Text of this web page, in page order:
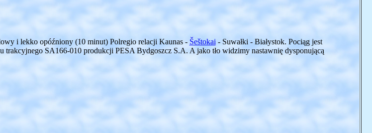
i lekko opóźniony (10 minut) Polregio relacji Kaunas - Šeštokai - Suwałki - Białystok. Pociąg jest
trakcyjnego SA166-010 produkcji PESA Bydgoszcz S.A. A jako tło widzimy nastawnię dysponującą